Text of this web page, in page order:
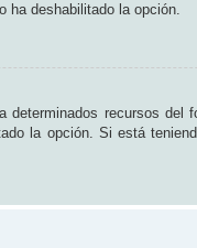
ha deshabilitado la opción.
recursos
la opción. Si está